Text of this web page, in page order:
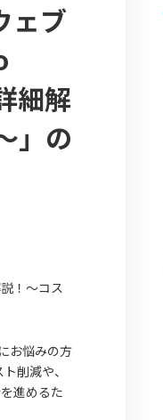
ェブ
細解
」の
！〜コス
お悩みの方
削減や、
進めるた